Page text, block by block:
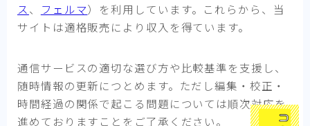
ス 、 フェルマ）を利用しています。これらから、当
サイトは適格販売により収入を得ています。
通信サービスの適切な選び方や比較基準を支援し、
随時情報の更新につとめます。ただし編集・校正・
時間経過の関係で起こる問題については順次対応を
進めておりますことをご了承ください。